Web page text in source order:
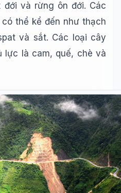
và rừng ôn đới. Các
thể kể đến như thạch
và sắt. Các loại cây
lực là cam, quế, chè và